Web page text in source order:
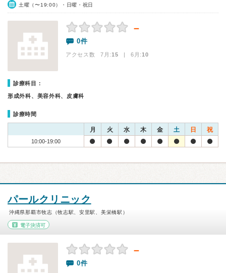
土曜（〜19:00）・日曜・祝日
－
0件
アクセス数 7月:15 | 6月:10
診療科目：
形成外科、美容外科、皮膚科
診療時間
月 火 水 木 金 土 日 祝
10:00-19:00
パールクリニック
沖縄県那覇市牧志（牧志駅、安里駅、美栄橋駅）
電子決済可
－
0件